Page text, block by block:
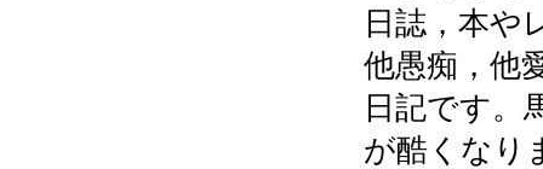
日誌，本や
他愚痴，他
日記です。
が酷くなり